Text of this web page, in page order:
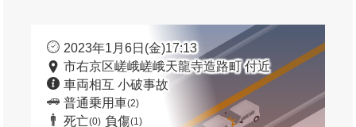
2023年1月6日(金)17:13
市右京区嵯峨嵯峨天龍寺造路町 付近
車両相互 小破事故
普通乗用車(2)
死亡(0) 負傷(1)